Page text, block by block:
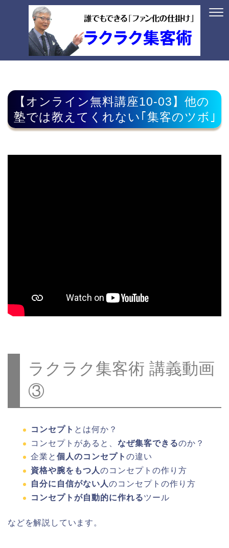
【オンライン無料講座10-03】他の
塾では教えてくれない｢集客のツボ｣
ラクラク集客術 講義動画
③
コンセプト とは何か？
コンセプトがあると、 なぜ集客できるのか？
企業と 個人のコンセプト の違い
資格や腕をもつ人のコンセプトの作り方
自分に自信がない人のコンセプトの作り方
コンセプトが自動的に作れるツール
などを解説しています。